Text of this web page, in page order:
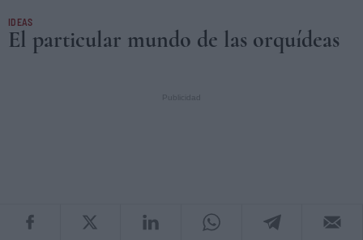
IDEAS
El particular mundo de las orquídeas